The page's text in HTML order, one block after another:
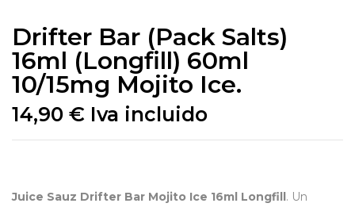
Drifter Bar (Pack Salts)
16ml (Longfill) 60ml
10/15mg Mojito Ice.
14,90 € Iva incluido
Juice Sauz Drifter Bar Mojito Ice 16ml Longfill. Un